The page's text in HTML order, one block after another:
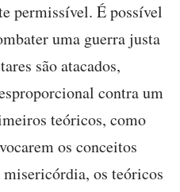
permissível. É possível
uma guerra justa
são atacados,
contra um
teóricos, como
os conceitos
os teóricos